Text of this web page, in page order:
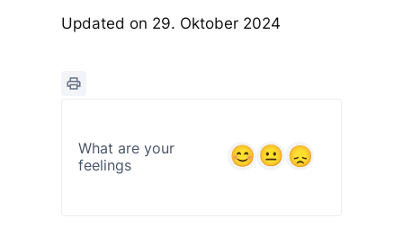
Updated on 29. Oktober 2024
What are your
feelings